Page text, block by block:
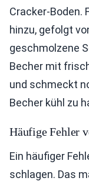
Cracker-Boden.
hinzu, gefolgt
geschmolzene
Becher mit
und schmeckt
Becher kühl zu
Häufige Fehler
Ein häufiger
schlagen. Das